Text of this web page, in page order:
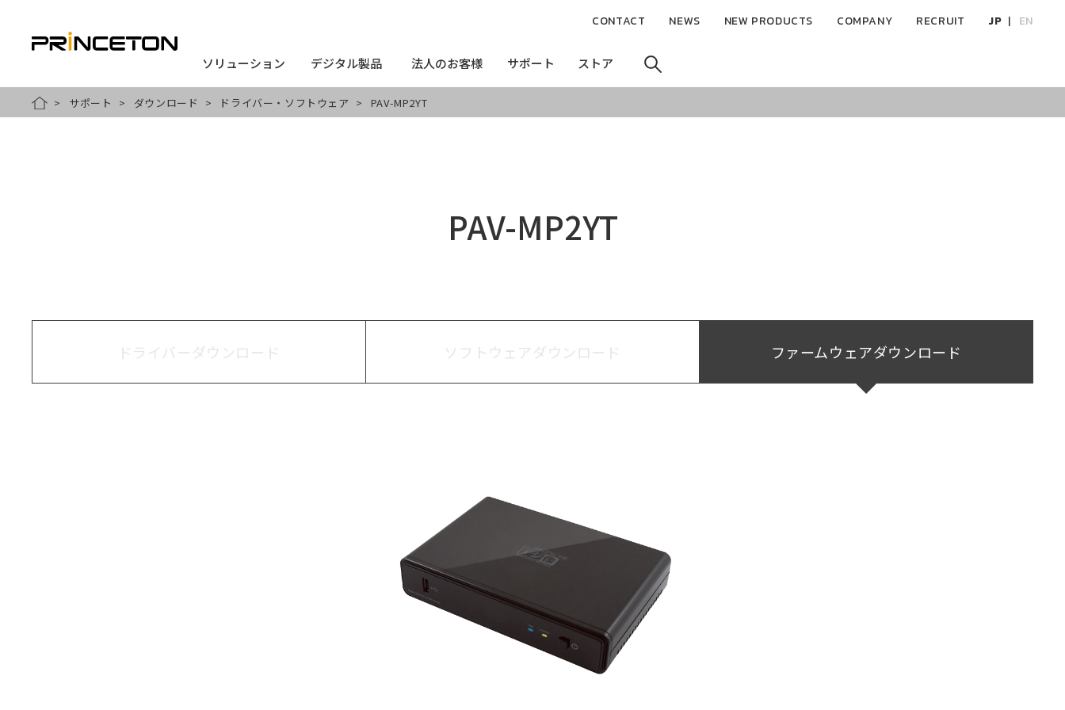
ソリューション
ソリューション デジタル製品
デジタル製品 法人のお客様
法人のお客様 サポート
サポート ストア
ストア
CONTACT NEWS NEW PRODUCTS COMPANY RECRUIT JP EN
HOMEサポート ダウンロード ドライバー・ソフトウェア PAV-MP2YT
PAV-MP2YT
ドライバーダウンロード ソフトウェアダウンロード ファームウェアダウンロード